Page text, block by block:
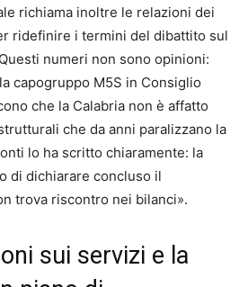
richiama inoltre le relazioni dei
ridefinire i termini del dibattito sul
numeri non sono opinioni:
capogruppo M5S in Consiglio
che la Calabria non è affatto
che da anni paralizzano la
lo ha scritto chiaramente: la
di dichiarare concluso il
trova riscontro nei bilanci».
sui servizi e la